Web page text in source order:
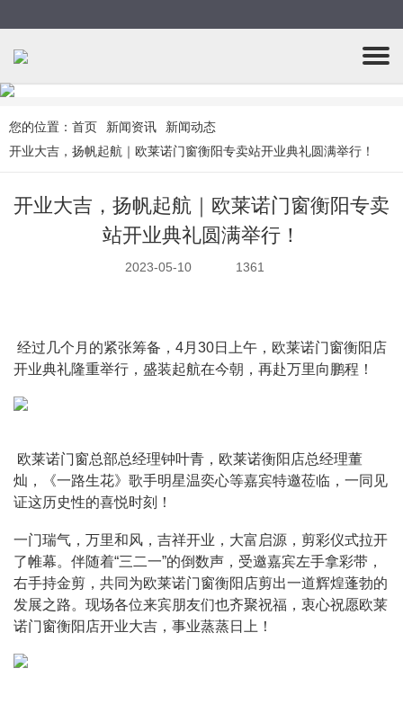
您的位置： 首页 新闻资讯
新闻动态
开业大吉，扬帆起航｜欧莱诺门窗衡阳专卖站开业典礼圆满举行！
开业大吉，扬帆起航｜欧莱诺门窗衡阳专卖
站开业典礼圆满举行！
2023-05-10 1361
开业典礼隆重举行，盛装起航在今朝，再赴万里向鹏程！
灿，《一路生花》歌手明星温奕心等嘉宾特邀莅临，一同见
证这历史性的喜悦时刻！
一门瑞气，万里和风，吉祥开业，大富启源，剪彩仪式拉开
了帷幕。伴随着“三二一”的倒数声，受邀嘉宾左手拿彩带，
右手持金剪，共同为欧莱诺门窗衡阳店剪出一道辉煌蓬勃的
发展之路。现场各位来宾朋友们也齐聚祝福，衷心祝愿欧莱
诺门窗衡阳店开业大吉，事业蒸蒸日上！